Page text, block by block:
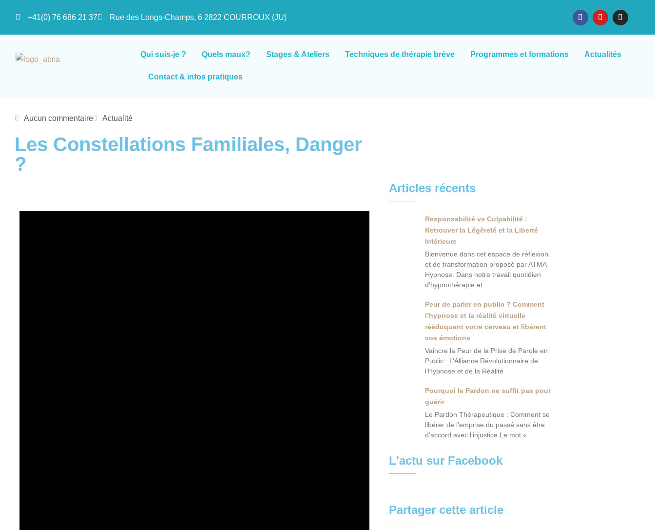
+41(0) 76 686 21 37 Rue des Longs-Champs, 6 2822 COURROUX (JU)
Qui suis-je ? Quels maux? Stages & Ateliers Techniques de thérapie brève Programmes et formations Actualités
Contact & infos pratiques
Aucun commentaire Actualité
Les Constellations Familiales, Danger
?
Articles récents
Responsabilité vs Culpabilité :
Retrouver la Légèreté et la Liberté
Intérieure
Bienvenue dans cet espace de réflexion
et de transformation proposé par ATMA
Hypnose. Dans notre travail quotidien
d’hypnothérapie et
Peur de parler en public ? Comment
l’hypnose et la réalité virtuelle
rééduquent votre cerveau et libèrent
vos émotions
Vaincre la Peur de la Prise de Parole en
Public : L’Alliance Révolutionnaire de
l’Hypnose et de la Réalité
Pourquoi le Pardon ne suffit pas pour
guérir
Le Pardon Thérapeutique : Comment se
libérer de l’emprise du passé sans être
d’accord avec l’injustice Le mot «
L'actu sur Facebook
Partager cette article